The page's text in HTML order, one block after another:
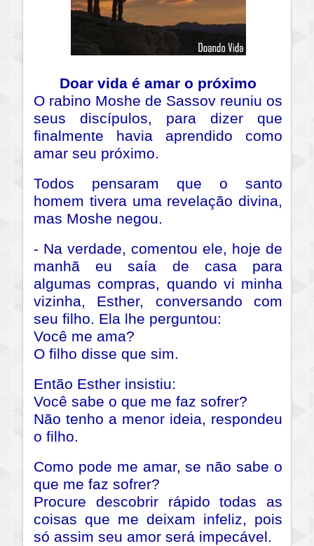
Doar vida é amar o próximo
O rabino Moshe de Sassov reuniu os
seus discípulos, para dizer que
finalmente havia aprendido como
amar seu próximo.
Todos pensaram que o santo
homem tivera uma revelação divina,
mas Moshe negou.
- Na verdade, comentou ele, hoje de
manhã eu saía de casa para
algumas compras, quando vi minha
vizinha, Esther, conversando com
seu filho. Ela lhe perguntou:
Você me ama?
O filho disse que sim.
Então Esther insistiu:
Você sabe o que me faz sofrer?
Não tenho a menor ideia, respondeu
o filho.
Como pode me amar, se não sabe o
que me faz sofrer?
Procure descobrir rápido todas as
coisas que me deixam infeliz, pois
só assim seu amor será impecável.